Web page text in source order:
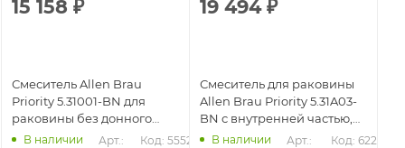
15 158 ₽
Смеситель Allen Brau
Priority 5.31001-BN для
раковины без донного
клапана, никель
В наличии
Арт.:
Код: 55521
19 494₽
Смеситель для раковины
Allen Brau Priority 5.31A03-
BN с внутренней частью,
никель брашированный
В наличии
Арт.:
Код: 62214